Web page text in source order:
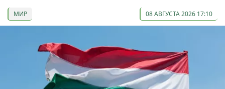
МИР 08 АВГУСТА 2026 17:10